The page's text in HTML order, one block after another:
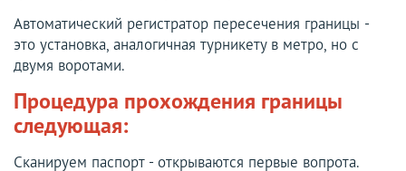
Автоматический регистратор пересечения границы -
это установка, аналогичная турникету в метро, но с
двумя воротами.
Процедура прохождения границы
следующая:
Сканируем паспорт - открываются первые вопрота.